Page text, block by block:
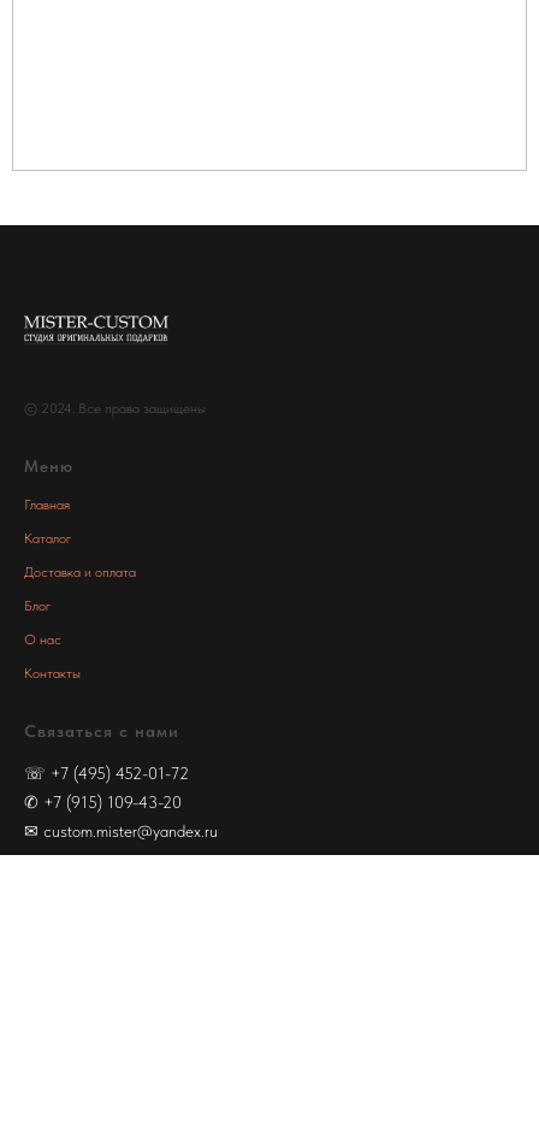
© 2024. Все права защищены
Меню
Главная
Каталог
Доставка и оплата
Блог
О нас
Контакты
Связаться с нами
☏ +7 (495) 452-01-72
✆ +7 (915) 109-43-20
✉ custom.mister@yandex.ru